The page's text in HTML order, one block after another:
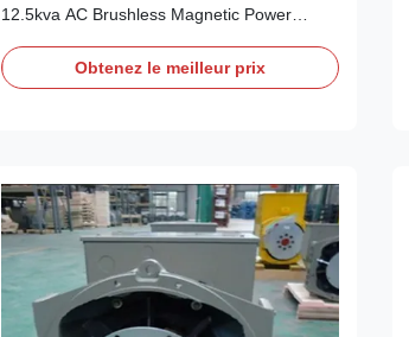
12.5kva AC Brushless Magnetic Power
Brand NameWERNAColorAccording to the
international standard color card FeatureAC
Wuxi City ,Jiangsu Prov ,China making
alternatorsOutput TypeAC Three Phase
diesel generatorTerminal12 / 6 WireRated
Voltage190-
454VFrequency50HZSpeed1500RPMMounting
Obtenez le meilleur prix